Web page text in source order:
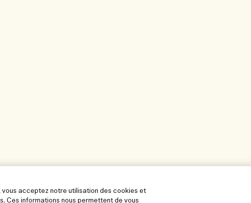
vous acceptez notre utilisation des cookies et
Ces informations nous permettent de vous